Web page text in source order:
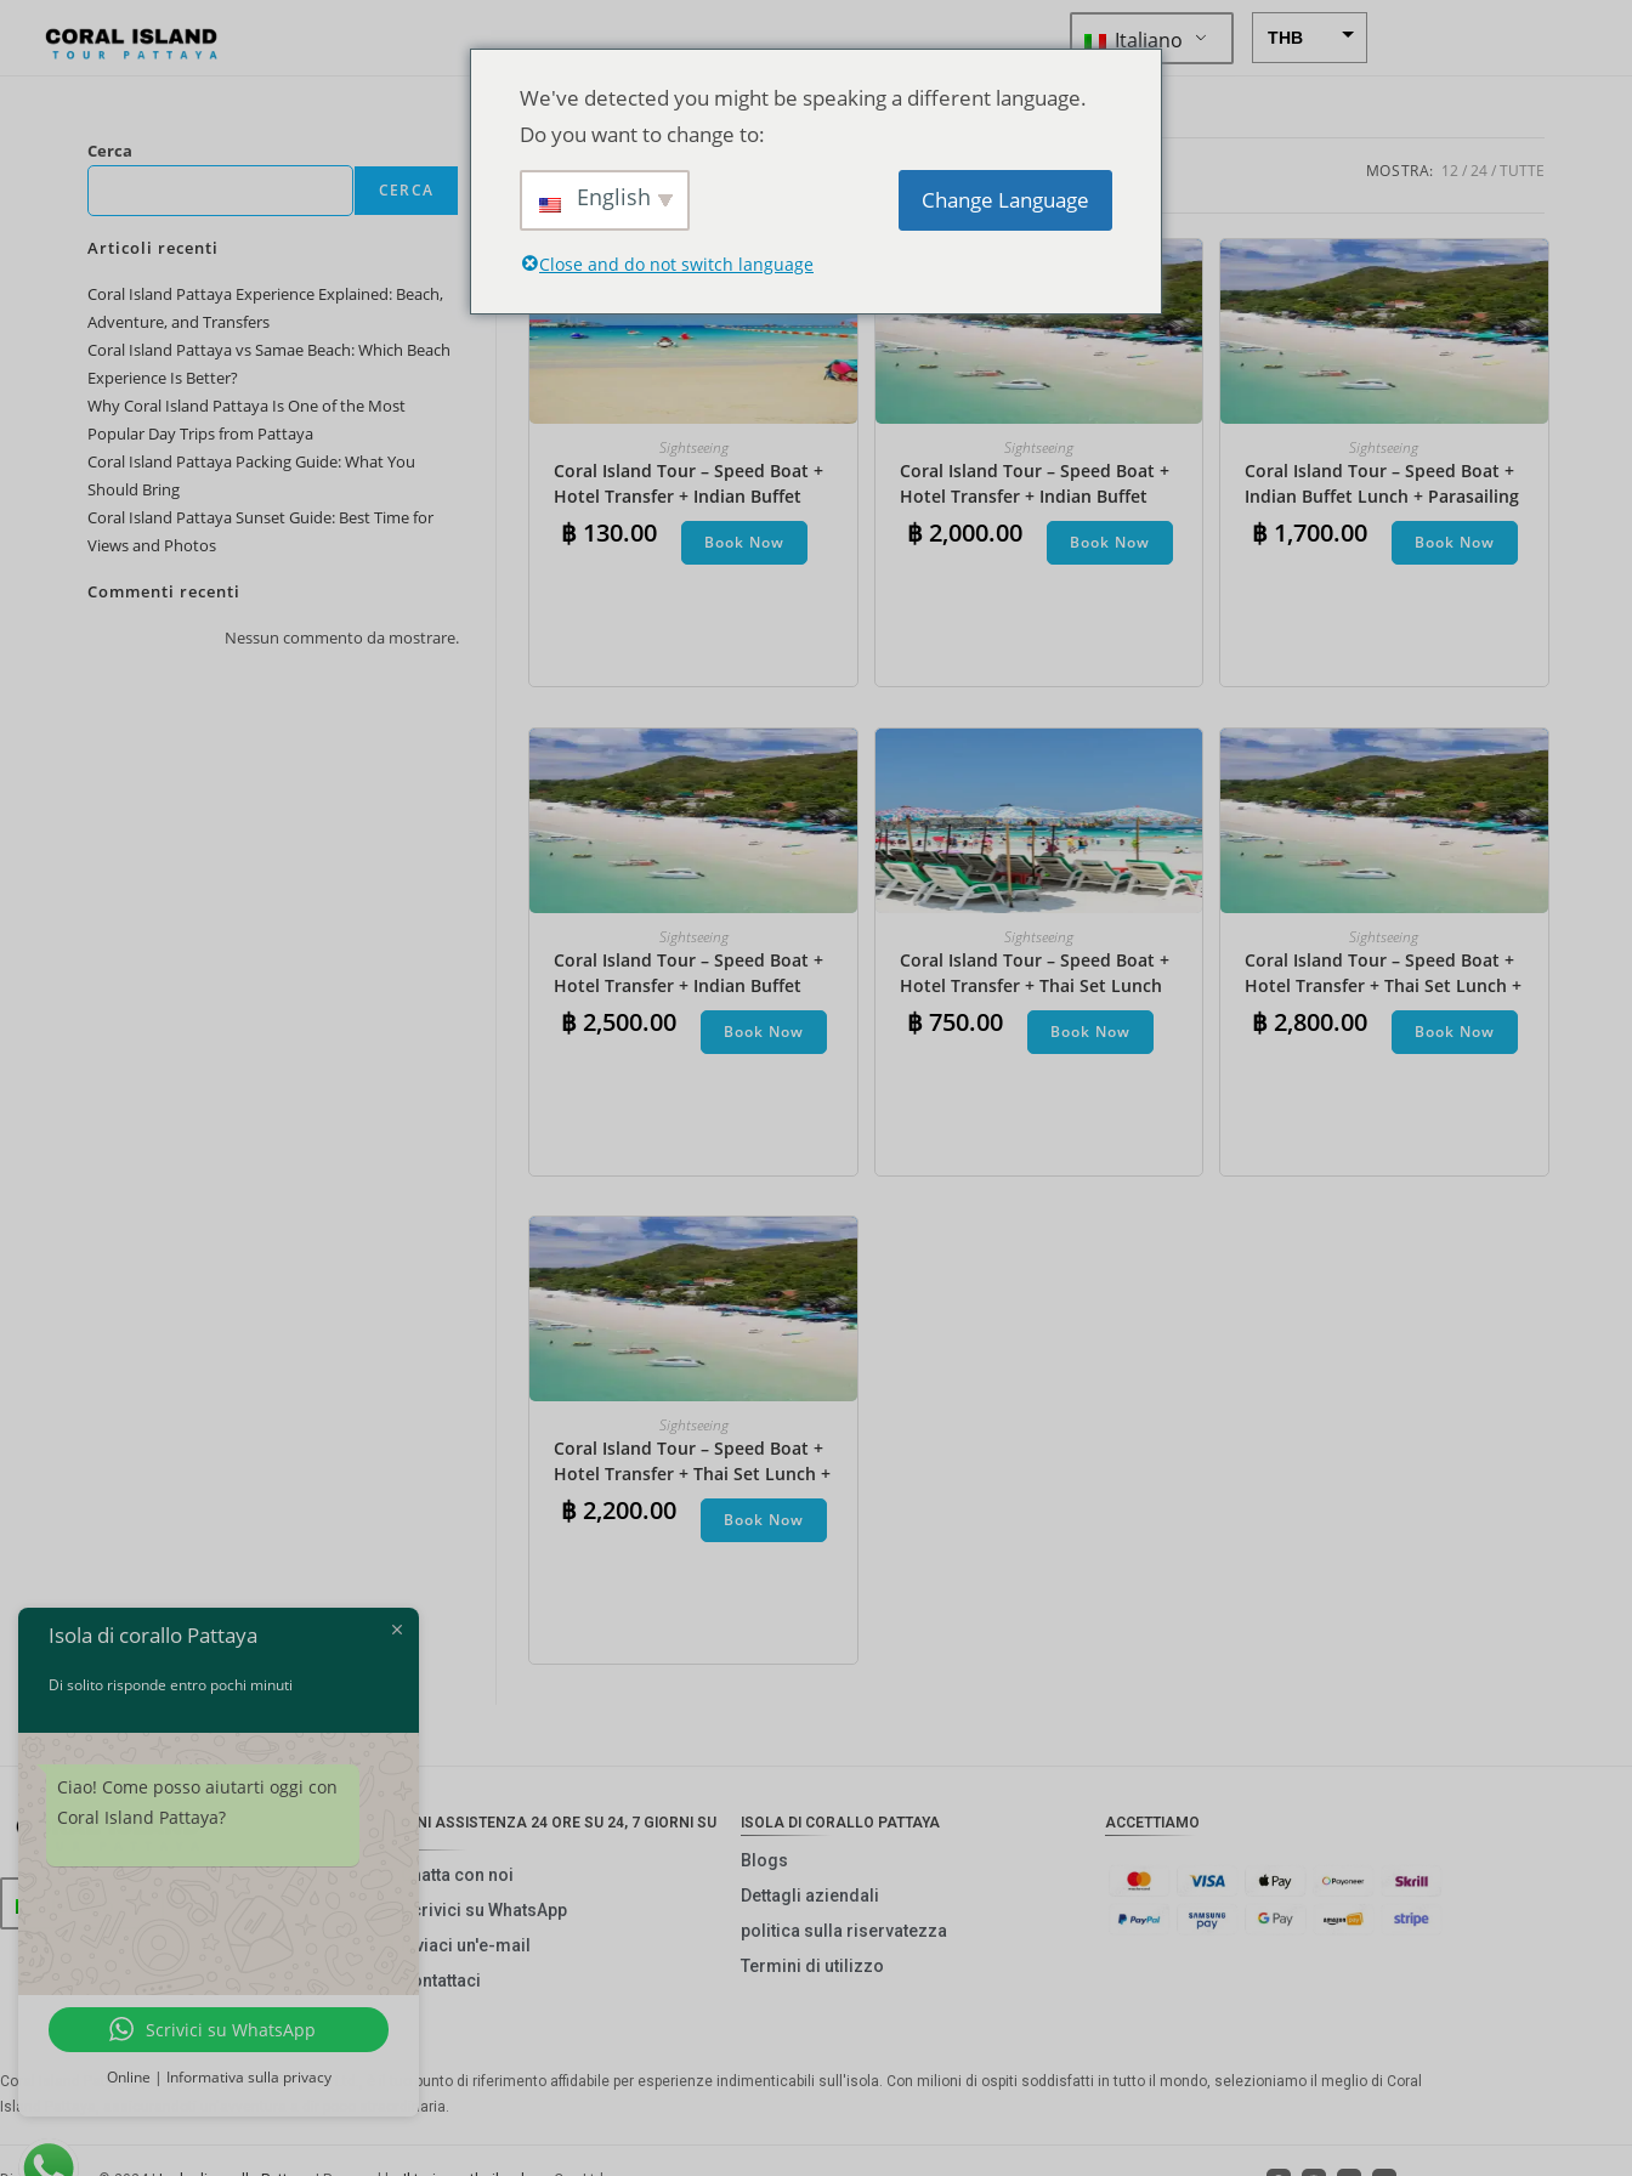
Italiano THB
CHF
CNY
GBP
IDR
NOK
NZD
PHP
SGD
TWD
ZAR
Ordinamento predefinito MOSTRA: 12 24 TUTTE
Sightseeing
Coral Island Tour – Speed Boat +
Hotel Transfer + Indian Buffet
Lunch
฿ 130.00 Book Now
Sightseeing
Coral Island Tour – Speed Boat +
Hotel Transfer + Indian Buffet
Lunch​ + Parasailing + Jet Ski +
Undersea Walk + Banana Boat
฿2,000.00 Book Now
Sightseeing
Coral Island Tour – Speed Boat +
Indian Buffet Lunch + Parasailing
+ Undersea Walk + Hotel Transfer
฿1,700.00 Book Now
Sightseeing
Coral Island Tour – Speed Boat +
Hotel Transfer + Indian Buffet
Lunch​ + Parasailing + Jet Ski +
Undersea Walk + Banana Boat +
฿2,500.00 Book Now
Sightseeing
Coral Island Tour – Speed Boat +
Hotel Transfer + Thai Set Lunch​
฿750.00 Book Now
Sightseeing
Coral Island Tour – Speed Boat +
Hotel Transfer + Thai Set Lunch +
Parasailing + Jet Ski + Undersea
Walk + Banana Boat + Snorkeling
฿2,800.00 Book Now
Sightseeing
Coral Island Tour – Speed Boat +
Hotel Transfer + Thai Set Lunch​ +
Parasailing + Jet Ski + Undersea
Walk + Banana Boat
฿2,200.00 Book Now
Cerca
CERCA
Articoli recenti
Coral Island Pattaya Experience Explained: Beach,
Adventure, and Transfers
Coral Island Pattaya vs Samae Beach: Which Beach
Experience Is Better?
Why Coral Island Pattaya Is One of the Most
Popular Day Trips from Pattaya
Coral Island Pattaya Packing Guide: What You
Should Bring
Coral Island Pattaya Sunset Guide: Best Time for
Views and Photos
Commenti recenti
Nessun commento da mostrare.
OTTIENI ASSISTENZA 24 ORE SU 24, 7 GIORNI SU
Chatta con noi
Scrivici su WhatsApp
Inviaci un'e-mail
Contattaci
ISOLA DI CORALLO PATTAYA
Blogs
Dettagli aziendali
politica sulla riservatezza
Termini di utilizzo
ACCETTIAMO
Coral Island Pattaya, parte diLa Thai Tourism Co., Ltd.
, è il tuo punto di riferimento affidabile per esperienze indimenticabili sull'isola. Con milioni di ospiti soddisfatti in tutto il mondo, selezioniamo il meglio di Coral
Island Pattaya, assicurandoti un'avventura a dir poco straordinaria.
We've detected you might be speaking a different language.
Do you want to change to:
English Change Language
Close and do not switch language
Isola di corallo Pattaya
Di solito risponde entro pochi minuti
Ciao! Come posso aiutarti oggi con
Coral Island Pattaya?
Scrivici su WhatsApp
Online | Informativa sulla privacy